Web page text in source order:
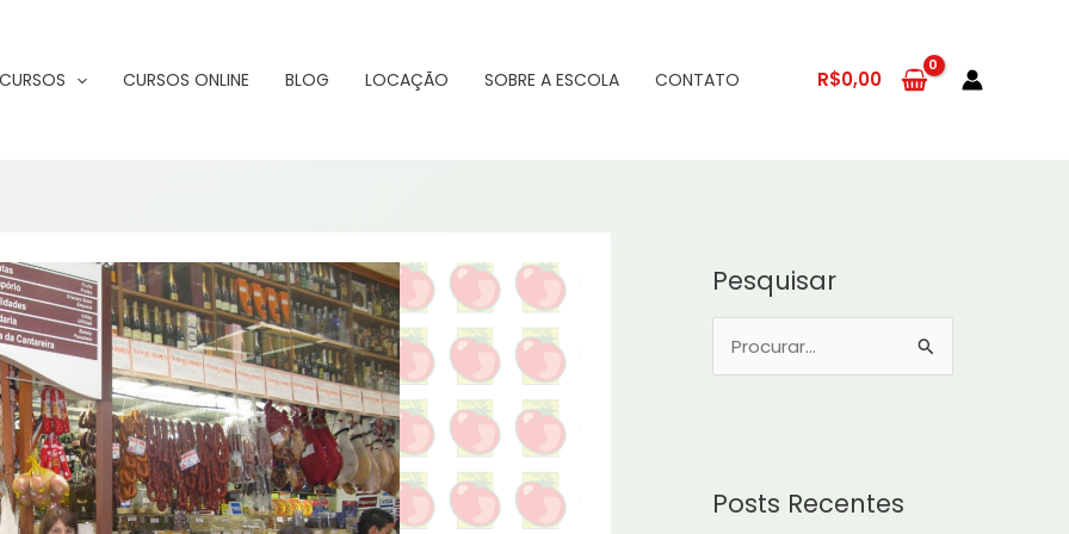
CURSOS CURSOS ONLINE BLOG LOCAÇÃO SOBRE A ESCOLA CONTATO R$0,00
Pesquisar
u
Posts Recentes